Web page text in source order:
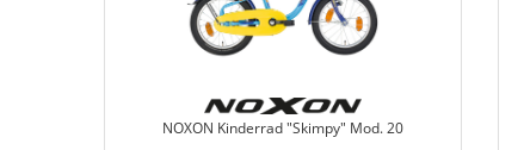
NOXON Kinderrad "Skimpy" Mod. 20